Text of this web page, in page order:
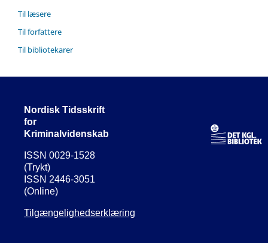
Til læsere
Til forfattere
Til bibliotekarer
Nordisk Tidsskrift
for
Kriminalvidenskab
ISSN 0029-1528
(Trykt)
ISSN 2446-3051
(Online)
Tilgængelighedserklæring